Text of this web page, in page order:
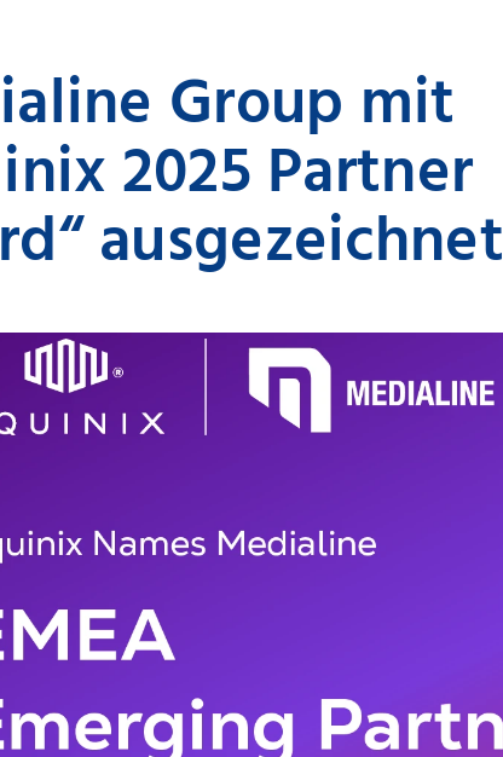
Group mit
2025 Partner
ausgezeichnet